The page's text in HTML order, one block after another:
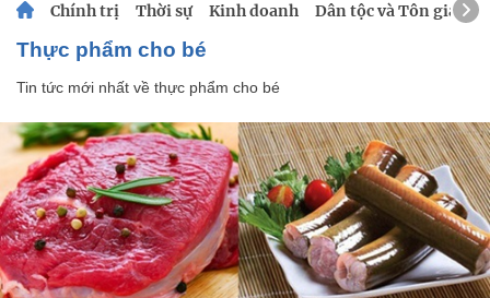
Chính trị Thời sự Kinh doanh Dân tộc và Tôn giáo
thực phẩm cho bé
Tin tức mới nhất về thực phẩm cho bé